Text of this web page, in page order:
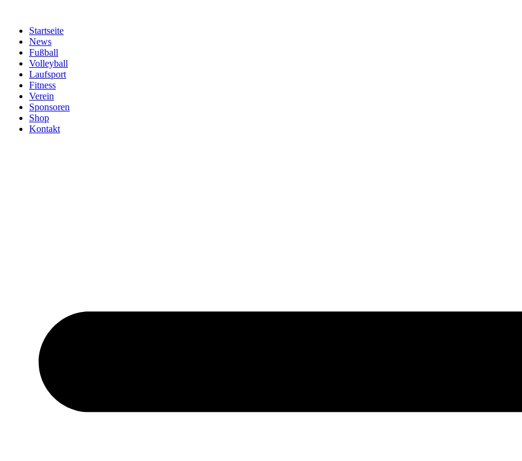
springenStartseite
News
Fußball
Volleyball
Laufsport
Fitness
Verein
Sponsoren
Shop
Kontakt